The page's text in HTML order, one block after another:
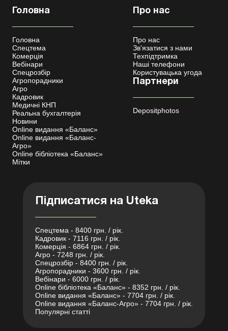
Головна
Головна
Спецтема
Комерція
Вебінари
Спецрозбір
Агропорадники
Агро
Кадровик
Медичні КНП
Реальна бухгалтерія
Новини
Online видання «Баланс»
Online видання «Баланс-
Агро»
Online бібліотека «Баланс»
Мітки
Про нас
Про нас
Зв'язатися з нами
Техпідтримка
Наші телефони
Користувацька угода
Партнери
Depositphotos
Підписатися на Uteka
Спецтема - 8400 грн. / рік.
Кадровик - 7116 грн. / рік.
Комерція - 6864 грн. / рік.
Агро - 7248 грн. / рік.
Спецрозбір - 8400 грн. / рік.
Агропорадники - 3600 грн. / рік.
Вебінари - 6000 грн. / рік.
Online бібліотека «Баланс» - 8352 грн. / рік.
Online видання «Баланс» - 7704 грн. / рік.
Online видання «Баланс-Агро» - 7704 грн. / рік.
Популярні статті